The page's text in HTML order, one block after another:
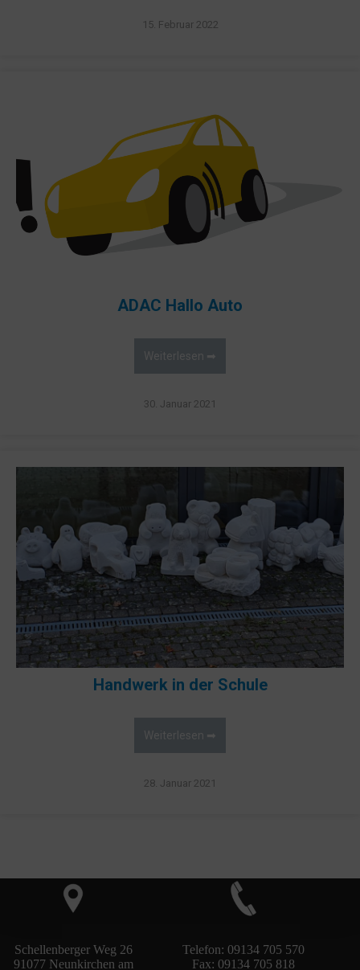
15. Februar 2022
ADAC Hallo Auto
Weiterlesen ➡
30. Januar 2021
Handwerk in der Schule
Weiterlesen ➡
28. Januar 2021
Schellenberger Weg 26
91077 Neunkirchen am
Telefon: 09134 705 570
Fax: 09134 705 818